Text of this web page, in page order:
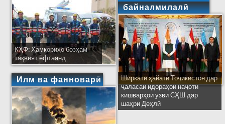
КҲФ: Ҳамкориҳо бозҳам
тақвият ёфтаанд
Илм ва фанноварӣ
байналмилалӣ
Ширкати ҳайати Тоҷикистон дар
ҷаласаи идораҳои наҷоти
кишварҳои узви СҲШ дар
шаҳри Деҳлӣ